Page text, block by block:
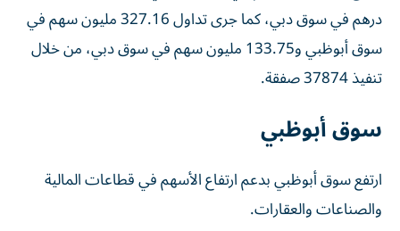
درهم في سوق دبي، كما جرى تداول 327.16 مليون سهم في
سوق أبوظبي و133.75 مليون سهم في سوق دبي، من خلال
تنفيذ 37874 صفقة.
سوق أبوظبي
ارتفع سوق أبوظبي بدعم ارتفاع الأسهم في قطاعات المالية
والصناعات والعقارات.